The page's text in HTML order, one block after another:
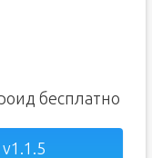
бесплатно